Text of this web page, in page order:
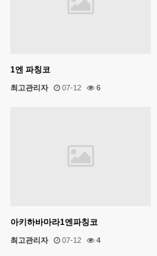
1엔 파칭코
최고관리자 07-12 6
아키하바마라1엔파칭코
최고관리자 07-12 4